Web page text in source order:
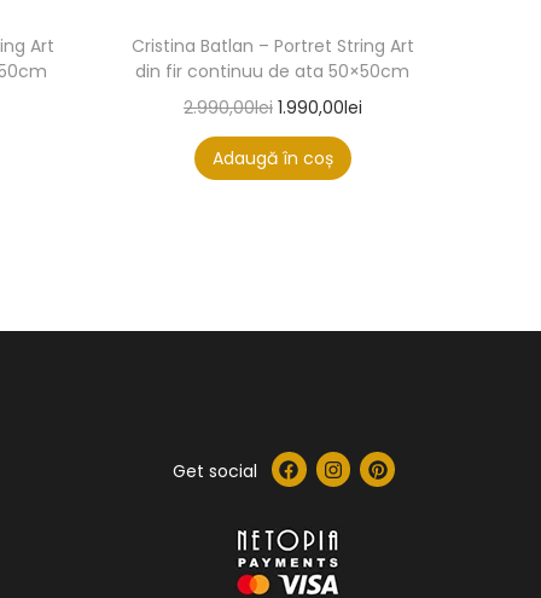
Art
Cristina Batlan – Portret String Art
din fir continuu de ata 50×50cm
2.990,00lei 1.990,00lei
Adaugă în coș
Get social